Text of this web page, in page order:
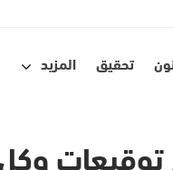
تحقيق المزيد
توقيعات